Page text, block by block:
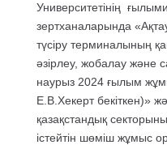
Университетінің
зертханаларында
түсіру терминалының
әзірлеу, жобалау
наурыз 2024 ғылым
Е.В.Хекерт бекіткен)»
қазақстандық
істейтін шөміш жұмыс